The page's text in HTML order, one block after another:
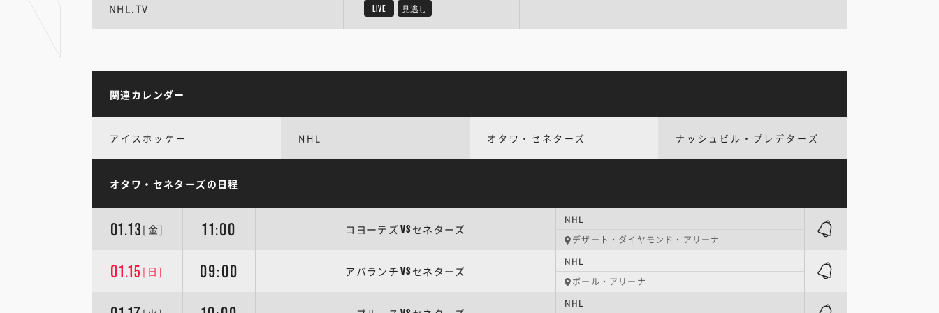
NHL.TV LIVE 見逃し
関連カレンダー
アイスホッケー NHL オタワ・セネターズ ナッシュビル・プレデターズ
オタワ・セネターズの日程
01.13 [金] 11:00 コヨーテズ VS セネターズ
NHL
デザート・ダイヤモンド・アリーナ
01.15 [日] 09:00 アバランチ VS セネターズ
NHL
ボール・アリーナ
NHL